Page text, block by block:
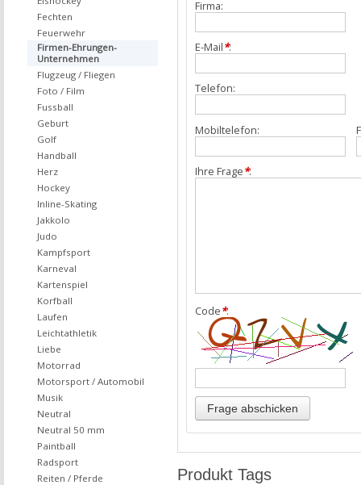
Firma:
E-Mail*:
Telefon:
Mobiltelefon:
Ihre Frage*:
Code*:
Produkt Tags
Fechten
Feuerwehr
Firmen-Ehrungen-
Unternehmen
Flugzeug / Fliegen
Foto / Film
Fussball
Geburt
Golf
Handball
Herz
Hockey
Inline-Skating
Jakkolo
Judo
Kampfsport
Karneval
Kartenspiel
Korfball
Laufen
Leichtathletik
Liebe
Motorrad
Motorsport / Automobil
Musik
Neutral
Neutral 50 mm
Paintball
Radsport
Reiten / Pferde